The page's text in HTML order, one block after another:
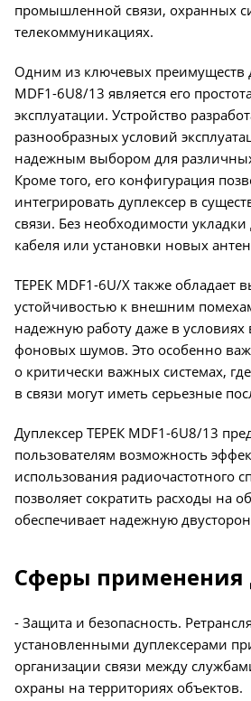
промышленной связи, охранных
телекоммуникациях.
Одним из ключевых преимуществ
MDF1-6U8/13 является его
эксплуатации. Устройство
разнообразных условий
надежным выбором для
Кроме того, его конфигурация
интегрировать дуплексер в
связи. Без необходимости
кабеля или установки новых
ТЕРЕК MDF1-6U/Х также обладает
устойчивостью к внешним
надежную работу даже в
фоновых шумов. Это особенно
о критически важных системах,
в связи могут иметь серьезные
Дуплексер ТЕРЕК MDF1-6U8/13
пользователям возможность
использования радиочастотного
позволяет сократить расходы на
обеспечивает надежную
Сферы применения
- Защита и безопасность.
установленными дуплексерами
организации связи между
охраны на территориях объектов.